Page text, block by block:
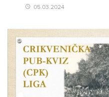
05.03.2024